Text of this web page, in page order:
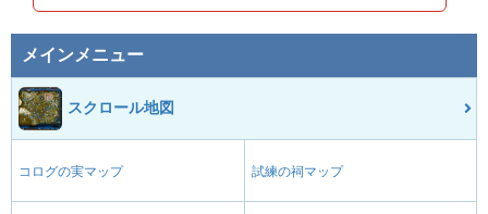
メインメニュー
スクロール地図
コログの実マップ 試練の祠マップ